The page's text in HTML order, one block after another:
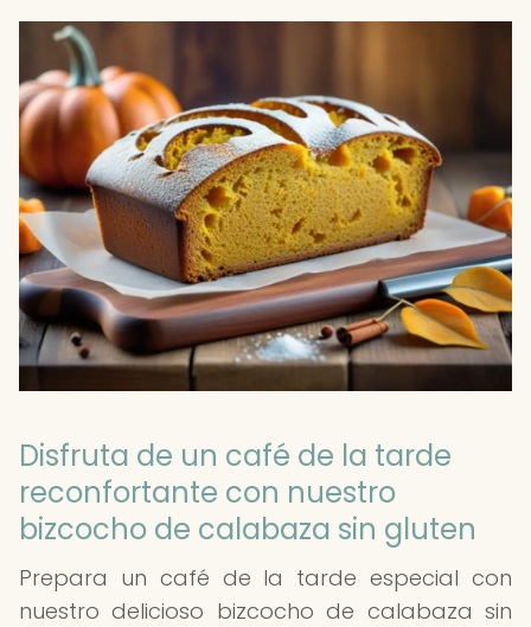
Disfruta de un café de la tarde
reconfortante con nuestro
bizcocho de calabaza sin gluten
Prepara un café de la tarde especial con
nuestro delicioso bizcocho de calabaza sin